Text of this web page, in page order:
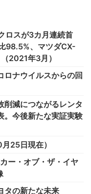
ロスが3カ月連続首
98.5%、マツダCX-
2021年3月）
ロナウイルスからの回
削減につながるレンタ
。今後新たな実証実験
25日現在）
ー・オブ・ザ・イヤ
タの新たな未来